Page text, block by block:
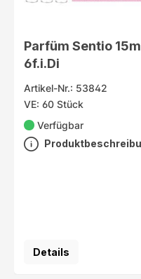
Parfüm Sentio
6f.i.Di
Artikel-Nr.: 53842
VE: 60 Stück
Verfügbar
Details